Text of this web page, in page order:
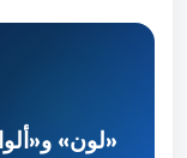
«لون»